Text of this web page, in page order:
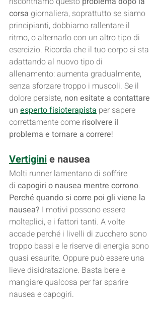
corsa giornaliera, soprattutto se siamo
principianti, dobbiamo rallentare il
ritmo, o alternarlo con un altro tipo di
esercizio. Ricorda che il tuo corpo si sta
adattando al nuovo tipo di
allenamento: aumenta gradualmente,
senza sforzare troppo i muscoli. Se il
dolore persiste, non esitate a contattare
un esperto fisioterapista per sapere
correttamente come risolvere il
problema e tornare a correre!
Vertigini e nausea
Molti runner lamentano di soffrire
di capogiri o nausea mentre corrono.
Perché quando si corre poi gli viene la
nausea? I motivi possono essere
molteplici, e i fattori tanti. A volte
accade perché i livelli di zucchero sono
troppo bassi e le riserve di energia sono
quasi esaurite. Oppure può essere una
lieve disidratazione. Basta bere e
mangiare qualcosa per far sparire
nausea e capogiri.